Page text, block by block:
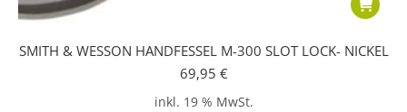
SMITH & WESSON HANDFESSEL M-300 SLOT LOCK- NICKEL
69,95 €
inkl. 19 % MwSt.